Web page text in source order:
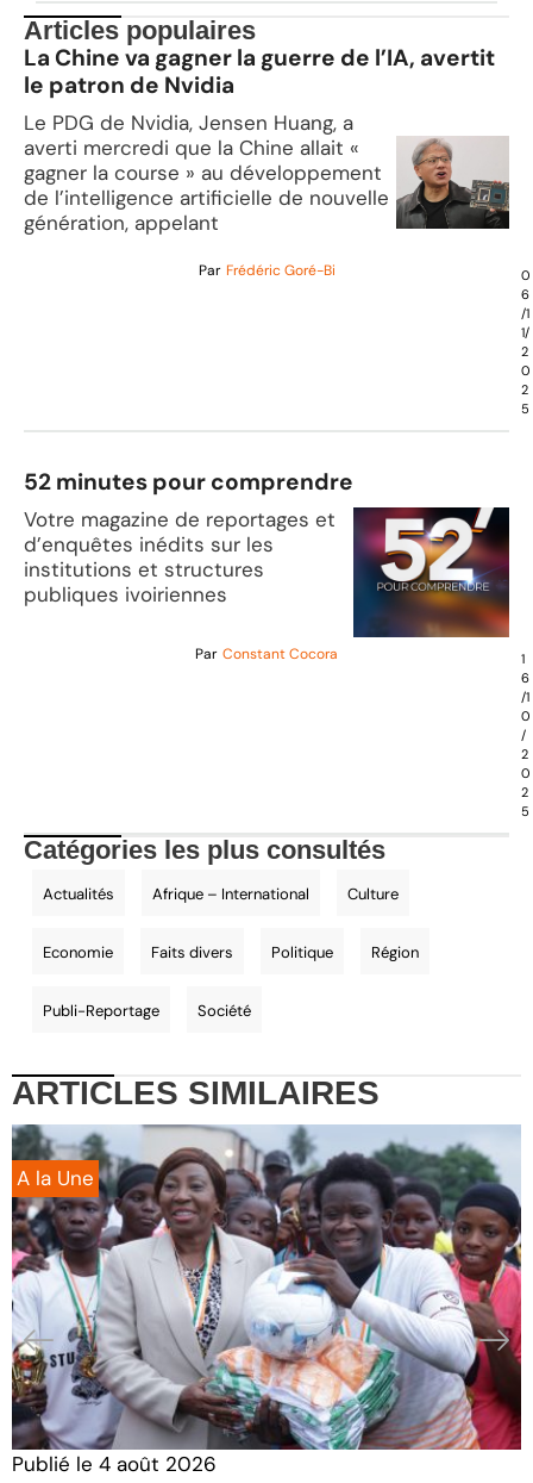
Articles populaires
La Chine va gagner la guerre de l’IA, avertit
le patron de Nvidia
Le PDG de Nvidia, Jensen Huang, a
averti mercredi que la Chine allait «
gagner la course » au développement
de l’intelligence artificielle de nouvelle
génération, appelant
Par Frédéric Goré-Bi
0
6
/1
1/
2
0
2
5
52 minutes pour comprendre
Votre magazine de reportages et
d’enquêtes inédits sur les
institutions et structures
publiques ivoiriennes
Par Constant Cocora
1
6
/1
0
/
2
0
2
5
Catégories les plus consultés
Actualités Afrique – International Culture
Economie Faits divers Politique Région
Publi-Reportage Société
ARTICLES SIMILAIRES
A la Une
Publié le 4 août 2026